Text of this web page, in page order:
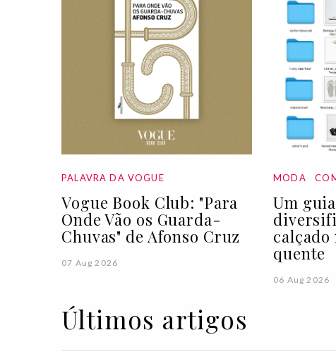
PALAVRA DA VOGUE
Vogue Book Club: "Para
Onde Vão os Guarda-
Chuvas" de Afonso Cruz
07 Aug 2026
MODA
Um
calçado
quente
06 Aug 2026
Últimos artigos